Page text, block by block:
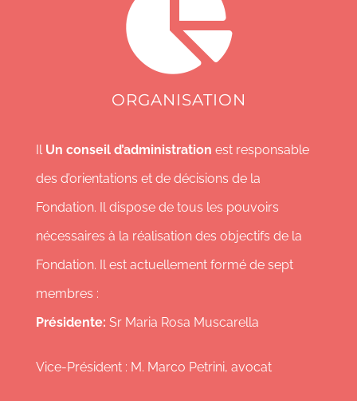
ORGANISATION
IlUn conseil d’administration est responsable
des d’orientations et de décisions de la
Fondation. Il dispose de tous les pouvoirs
nécessaires à la réalisation des objectifs de la
Fondation. Il est actuellement formé de sept
membres :
Présidente: Sr Maria Rosa Muscarella
Vice-Président : M. Marco Petrini, avocat